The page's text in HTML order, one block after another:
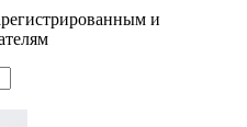
и